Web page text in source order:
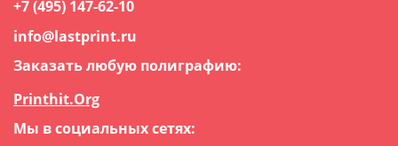
+7 (495) 147-62-10
info@lastprint.ru
Заказать любую полиграфию:
Printhit.Org
Мы в социальных сетях: